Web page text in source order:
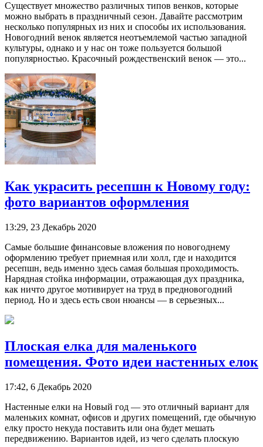
Существует множество различных типов венков, которые
можно выбрать в праздничный сезон. Давайте рассмотрим
несколько популярных из них и способы их использования.
Новогодний венок является неотъемлемой частью западной
культуры, однако и у нас он тоже пользуется большой
популярностью. Красочный рождественский венок — это...
Как украсить ресепшн к Новому году:
фото вариантов оформления
13:29, 23 Декабрь 2020
Самые большие финансовые вложения по новогоднему
оформлению требует приемная или холл, где и находится
ресепшн, ведь именно здесь самая большая проходимость.
Нарядная стойка информации, отражающая дух праздника,
как ничто другое мотивирует на труд в предновогодний
период. Но и здесь есть свои нюансы — в серьезных...
Плоская елка для маленького
помещения. Фото идеи настенных елок
17:42, 6 Декабрь 2020
Настенные елки на Новый год — это отличный вариант для
маленьких комнат, офисов и других помещений, где обычную
елку просто некуда поставить или она будет мешать
передвижению. Вариантов идей, из чего сделать плоскую